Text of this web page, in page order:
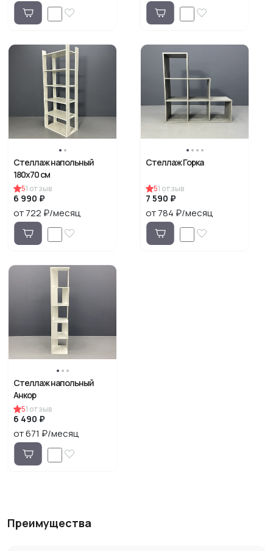
Стеллаж напольный
180х70 см
51 отзыв
6 990 ₽
от 722 ₽/месяц
Стеллаж Горка
51 отзыв
7 590 ₽
от 784 ₽/месяц
Стеллаж напольный
Анкор
51 отзыв
6 490 ₽
от 671 ₽/месяц
Преимущества